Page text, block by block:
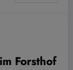
Forsthof